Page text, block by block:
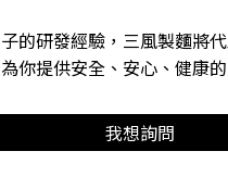
的研發經驗，三風製麵將
為你提供安全、安心、健康
我想詢問